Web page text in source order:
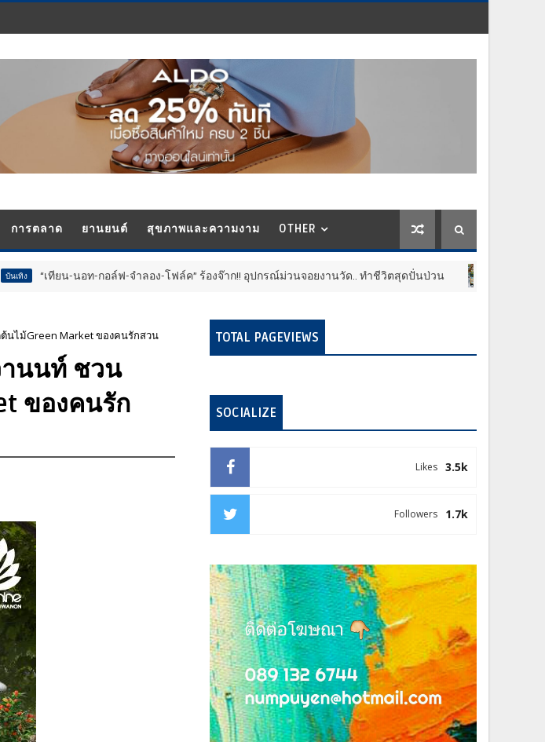
การตลาด ยานยนต์ สุขภาพและความงาม OTHER
ยน-นอท-กอล์ฟ-จำลอง-โฟล์ค” ร้องจ๊าก!! อุปกรณ์ม่วนจอยงานวัด.. ทำชีวิตสุดปั่นป่วน ประชาสัมพันธ์
นไม้Green Market ของคนรักสวน
านนท์ ชวน
ของคนรัก
TOTAL PAGEVIEWS
SOCIALIZE
3.5k
Likes
1.7k
Followers